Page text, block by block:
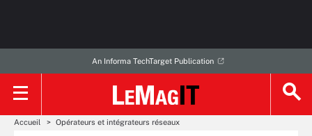
An Informa TechTarget Publication
Accueil Opérateurs et intégrateurs réseaux